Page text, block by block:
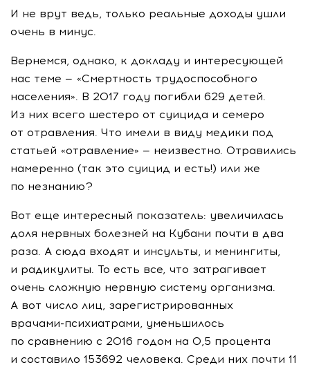
И не врут ведь, только реальные доходы ушли
очень в минус.
Вернемся, однако, к докладу и интересующей
нас теме — «Смертность трудоспособного
населения». В 2017 году погибли 629 детей.
Из них всего шестеро от суицида и семеро
от отравления. Что имели в виду медики под
статьей «отравление» — неизвестно. Отравились
намеренно (так это суицид и есть!) или же
по незнанию?
Вот еще интересный показатель: увеличилась
доля нервных болезней на Кубани почти в два
раза. А сюда входят и инсульты, и менингиты,
и радикулиты. То есть все, что затрагивает
очень сложную нервную систему организма.
А вот число лиц, зарегистрированных
врачами-психиатрами, уменьшилось
по сравнению с 2016 годом на 0,5 процента
и составило 153692 человека. Среди них почти 11